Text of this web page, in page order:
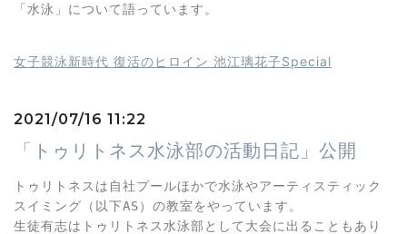
「水泳」について語っています。
女子競泳新時代 復活のヒロイン 池江璃花子Special
2021/07/16 11:22
「トゥリトネス水泳部の活動日記」公開
トゥリトネスは自社プールほかで水泳やアーティスティック
スイミング（以下AS）の教室をやっています。
生徒有志はトゥリトネス水泳部として大会に出ることもあり